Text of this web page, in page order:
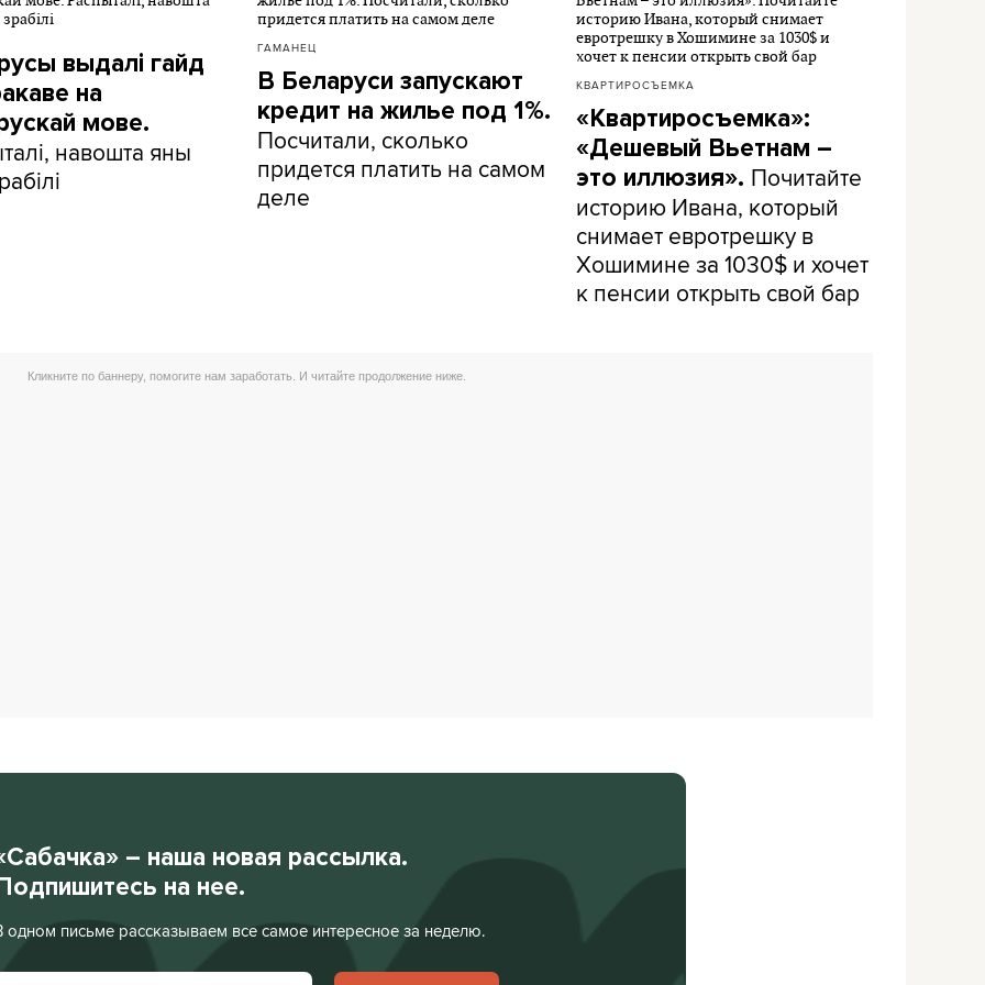
выдалі гайд
на
мове.
навошта яны
ГАМАНЕЦ
В Беларуси запускают
кредит на жилье под 1%.
Посчитали, сколько
придется платить на самом
деле
КВАРТИРОСЪЕМКА
«Квартиросъемка»:
«Дешевый Вьетнам –
это иллюзия». Почитайте
историю Ивана, который
снимает евротрешку в
Хошимине за 1030$ и хочет
к пенсии открыть свой бар
– наша новая рассылка.
на нее.
одном письме рассказываем все самое интересное за неделю.